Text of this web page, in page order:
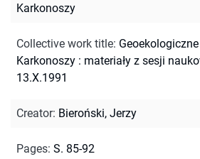
Karkonoszy
Collective work title:
Karkonoszy : materiały z sesji
13.X.1991
Creator: Bieroński, Jerzy
Pages: S. 85-92